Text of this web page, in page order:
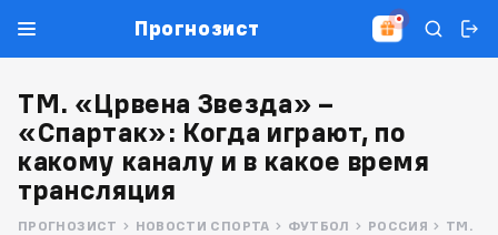
Прогнозист
ТМ. «Црвена Звезда» –
«Спартак»: Когда играют, по
какому каналу и в какое время
трансляция
ПРОГНОЗИСТ НОВОСТИ СПОРТА ФУТБОЛ РОССИЯ
ТМ.